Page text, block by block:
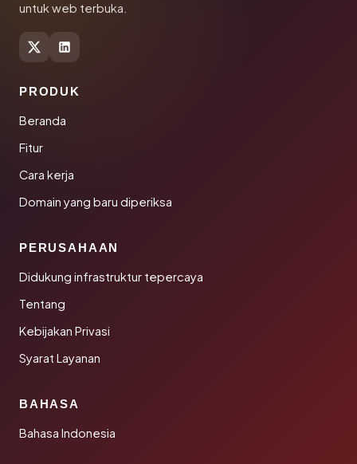
untuk web terbuka.
PRODUK
Beranda
Fitur
Cara kerja
Domain yang baru diperiksa
PERUSAHAAN
Didukung infrastruktur tepercaya
Tentang
Kebijakan Privasi
Syarat Layanan
BAHASA
Bahasa Indonesia